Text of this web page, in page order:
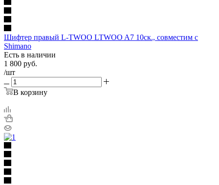
Шифтер правый L-TWOO LTWOO A7 10ск., совместим с
Shimano
Есть в наличии
1 800 руб.
/шт
В корзину